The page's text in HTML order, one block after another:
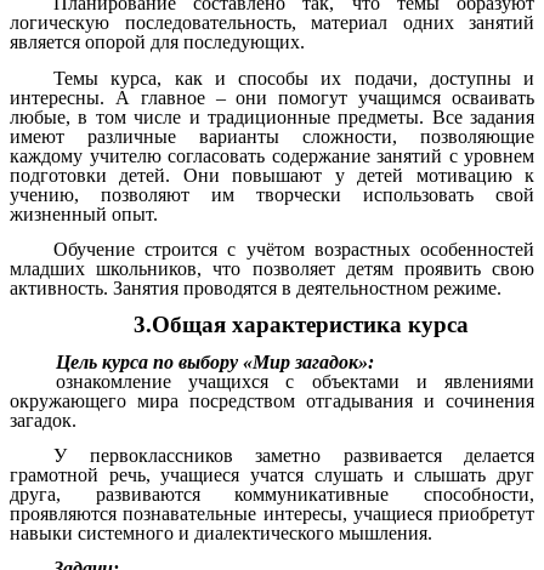
логическую последовательность, материал одних занятий
является опорой для последующих.
Темы курса, как и способы их подачи, доступны и
интересны. А главное – они помогут учащимся осваивать
любые, в том числе и традиционные предметы. Все задания
имеют различные варианты сложности, позволяющие
каждому учителю согласовать содержание занятий с уровнем
подготовки детей. Они повышают у детей мотивацию к
учению, позволяют им творчески использовать свой
жизненный опыт.
Обучение строится с учётом возрастных особенностей
младших школьников, что позволяет детям проявить свою
активность. Занятия проводятся в деятельностном режиме.
3.Общая характеристика курса
Цель курса по выбору «Мир загадок»:
ознакомление учащихся с объектами и явлениями
окружающего мира посредством отгадывания и сочинения
загадок.
У первоклассников заметно развивается делается
грамотной речь, учащиеся учатся слушать и слышать друг
друга, развиваются коммуникативные способности,
проявляются познавательные интересы, учащиеся приобретут
навыки системного и диалектического мышления.